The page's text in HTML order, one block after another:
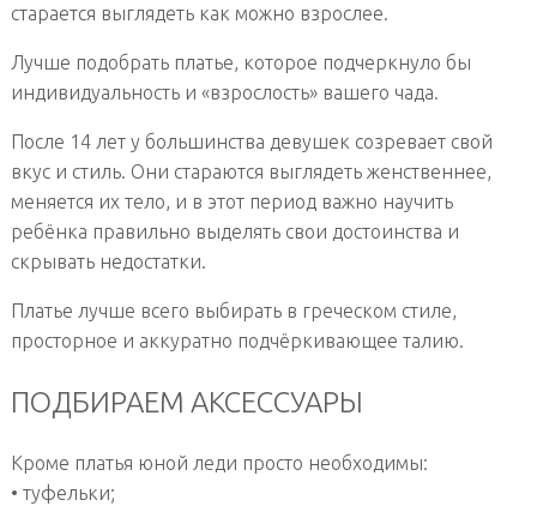
старается выглядеть как можно взрослее.
Лучше подобрать платье, которое подчеркнуло бы
индивидуальность и «взрослость» вашего чада.
После 14 лет у большинства девушек созревает свой
вкус и стиль. Они стараются выглядеть женственнее,
меняется их тело, и в этот период важно научить
ребёнка правильно выделять свои достоинства и
скрывать недостатки.
Платье лучше всего выбирать в греческом стиле,
просторное и аккуратно подчёркивающее талию.
ПОДБИРАЕМ АКСЕССУАРЫ
Кроме платья юной леди просто необходимы:
• туфельки;